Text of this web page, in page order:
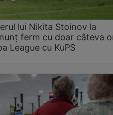
lui Nikita Stoinov la
ferm cu doar câteva
League cu KuPS